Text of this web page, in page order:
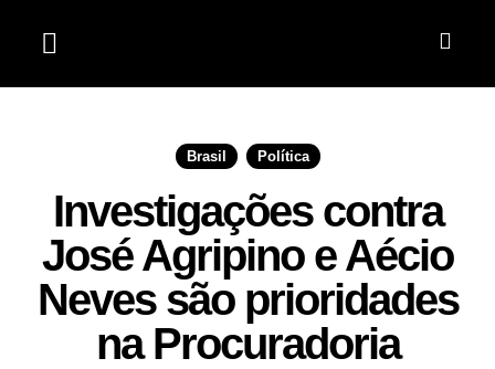
Brasil , Política
Investigações contra
José Agripino e Aécio
Neves são prioridades
na Procuradoria